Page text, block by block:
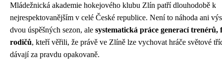
Mládežnická akademie hokejového klubu Zlín patří dlouhodobě k
nejrespektovanějším v celé České republice. Není to náhoda ani
dvou úspěšných sezon, ale systematická práce generací
rodičů, kteří věřili, že právě ve Zlíně lze vychovat hráče světové
dávají za pravdu opakovaně.